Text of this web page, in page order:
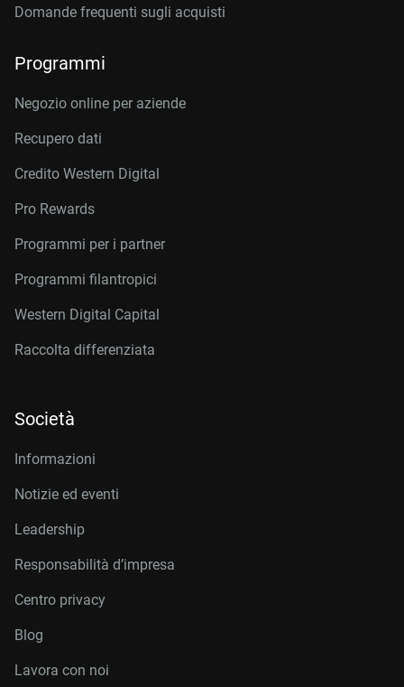
Domande frequenti sugli acquisti
Programmi
Negozio online per aziende
Recupero dati
Credito Western Digital
Pro Rewards
Programmi per i partner
Programmi filantropici
Western Digital Capital
Raccolta differenziata
Società
Informazioni
Notizie ed eventi
Leadership
Responsabilità d’impresa
Centro privacy
Blog
Lavora con noi